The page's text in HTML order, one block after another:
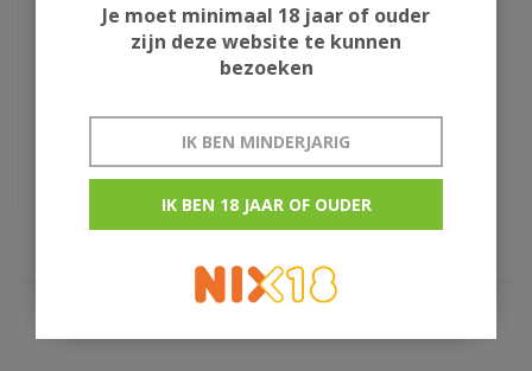
Whisky glas
Glencairn
Je moet minimaal 18 jaar of ouder
zijn deze website te kunnen
bezoeken
IK BEN MINDERJARIG
IK BEN 18 JAAR OF OUDER